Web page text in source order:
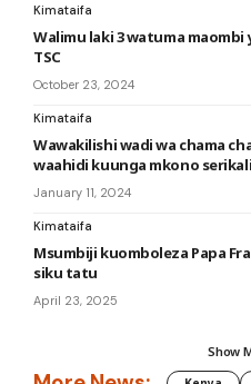
Kimataifa
Walimu laki 3 watuma maombi
TSC
October 23, 2024
Kimataifa
Wawakilishi wadi wa chama
waahidi kuunga mkono serikali
January 11, 2024
Kimataifa
Msumbiji kuomboleza Papa
siku tatu
April 23, 2025
Show